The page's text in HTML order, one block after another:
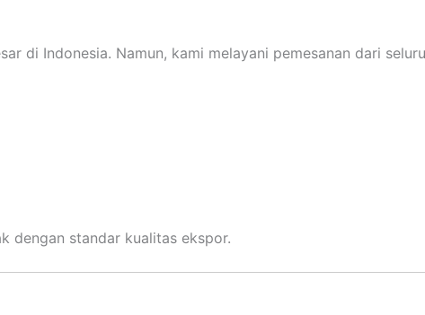
di Indonesia. Namun, kami melayani pemesanan dari
dengan standar kualitas ekspor.